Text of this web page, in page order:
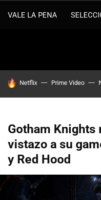
VALE LA PENA
HOY SE HABLA DE
Netflix Prime Video
Gotham Knights
vistazo a su
y Red Hood